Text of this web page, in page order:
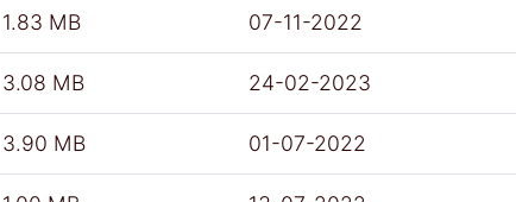
1.83 MB 07-11-2022
3.08 MB 24-02-2023
3.90 MB 01-07-2022